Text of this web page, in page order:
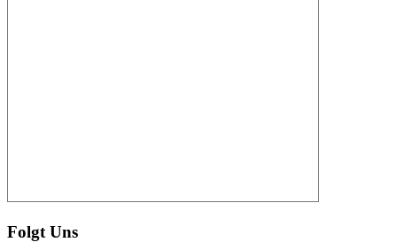
Folgt Uns